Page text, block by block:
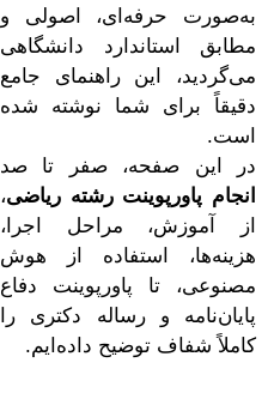
به‌صورت حرفه‌ای، اصولی و
مطابق استاندارد دانشگاهی
می‌گردید، این راهنمای جامع
دقیقاً برای شما نوشته شده
است.
در این صفحه، صفر تا صد
انجام پاورپوینت رشته ریاضی،
از آموزش، مراحل اجرا،
هزینه‌ها، استفاده از هوش
مصنوعی، تا پاورپوینت دفاع
پایان‌نامه و رساله دکتری را
کاملاً شفاف توضیح داده‌ایم.